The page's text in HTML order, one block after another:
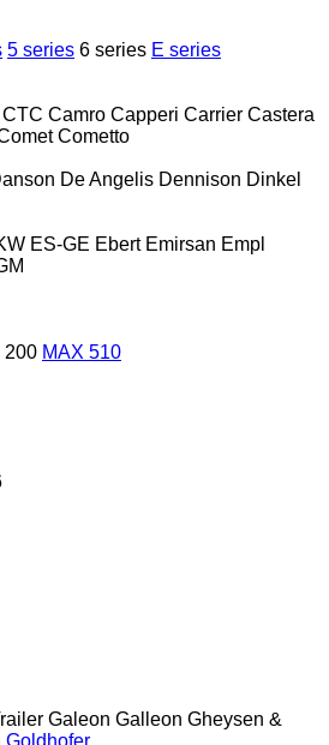
5 series 6 series E series
CTC Camro Capperi Carrier Castera
Cometto
De Angelis Dennison Dinkel
ES-GE Ebert Emirsan Empl
200 MAX 510
Galeon Galleon Gheysen &
Goldhofer